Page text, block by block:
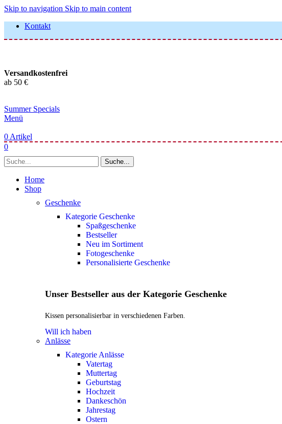
Skip to navigation Skip to main content
Kontakt
Versandkostenfrei
ab 50 €
Summer Specials
Menü
0 Artikel
0
Suche...
Home
Shop
Geschenke
Kategorie Geschenke
Spaßgeschenke
Bestseller
Neu im Sortiment
Fotogeschenke
Personalisierte Geschenke
Unser Bestseller aus der Kategorie Geschenke
Kissen personalisierbar in verschiedenen Farben.
Will ich haben
Anlässe
Kategorie Anlässe
Vatertag
Muttertag
Geburtstag
Hochzeit
Dankeschön
Jahrestag
Ostern